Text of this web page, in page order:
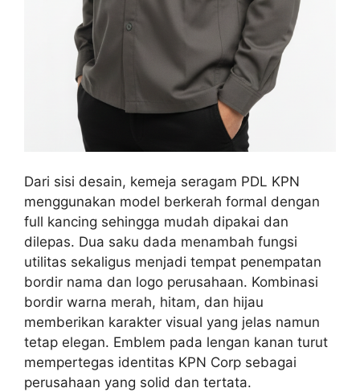
Dari sisi desain, kemeja seragam PDL KPN
menggunakan model berkerah formal dengan
full kancing sehingga mudah dipakai dan
dilepas. Dua saku dada menambah fungsi
utilitas sekaligus menjadi tempat penempatan
bordir nama dan logo perusahaan. Kombinasi
bordir warna merah, hitam, dan hijau
memberikan karakter visual yang jelas namun
tetap elegan. Emblem pada lengan kanan turut
mempertegas identitas KPN Corp sebagai
perusahaan yang solid dan tertata.